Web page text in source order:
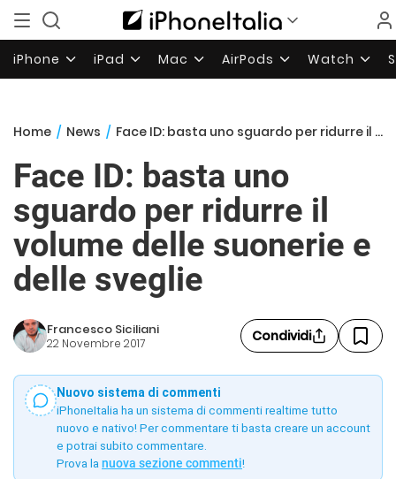
iPhone iPad Mac AirPods Watch
Home / News / Face ID: basta uno sguardo per ridurre il volume delle suonerie e delle sveglie
Face ID: basta uno
sguardo per ridurre il
volume delle suonerie e
delle sveglie
Francesco Siciliani
22 Novembre 2017 Condividi
Nuovo sistema di commenti
iPhoneItalia ha un sistema di commenti realtime tutto
nuovo e nativo! Per commentare ti basta creare un account
e potrai subito commentare.
Prova la nuova sezione commenti!